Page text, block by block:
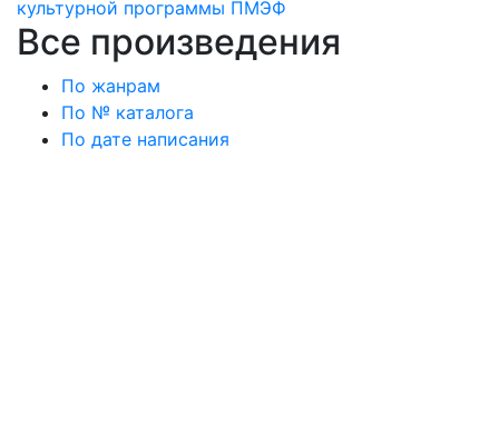
культурной программы ПМЭФ
Все произведения
По жанрам
По № каталога
По дате написания